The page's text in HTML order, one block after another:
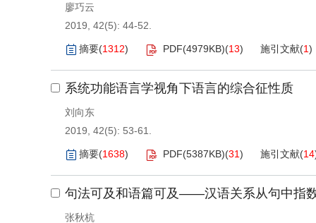
廖巧云
2019, 42(5): 44-52.
摘要(1312) PDF(4979KB)(13) 施引文献(1)
系统功能语言学视角下语言的综合征性质
刘向东
2019, 42(5): 53-61.
摘要(1638) PDF(5387KB)(31) 施引文献(14
句法可及和语篇可及——汉语关系从句中指
张秋杭